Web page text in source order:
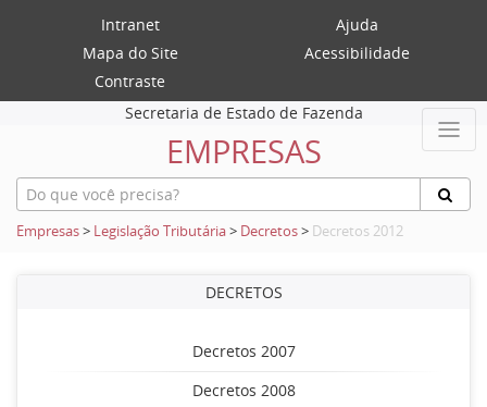
Intranet
Ajuda
Mapa do Site
Acessibilidade
Contraste
Secretaria de Estado de Fazenda
EMPRESAS
Empresas> Legislação Tributária> Decretos> Decretos 2012
DECRETOS
Decretos 2007
Decretos 2008